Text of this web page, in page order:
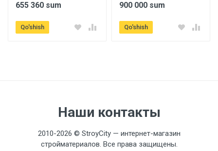
655 360 sum
Qo'shish
900 000 sum
Qo'shish
Наши контакты
2010-2026 © StroyCity — интернет-магазин
стройматериалов. Все права защищены.